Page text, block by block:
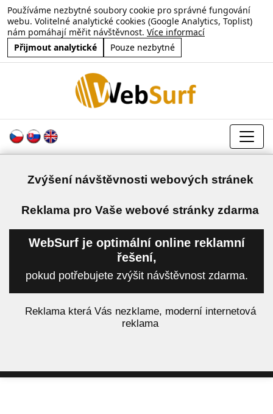
Používáme nezbytné soubory cookie pro správné fungování
webu. Volitelné analytické cookies (Google Analytics, Toplist)
nám pomáhají měřit návštěvnost. Více informací
Přijmout analytické
Pouze nezbytné
Zvýšení návštěvnosti webových stránek
Reklama pro Vaše webové stránky zdarma
WebSurf je optimální online reklamní
řešení,
pokud potřebujete zvýšit návštěvnost zdarma.
Reklama která Vás nezklame, moderní internetová
reklama